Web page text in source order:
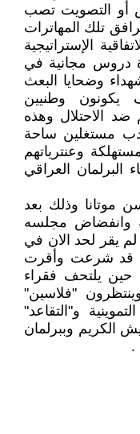
أو التصويت تصب
تلك المهاترات
الإستراتيجية
دروس مجانية في
وضحايا البعث
يكونون وطنيين
الاحتلال وهذه
مستغلين ساحة
وعنترياتهم
البرلمان العراقي
موتانا وذلك بعد
وانفضاض مجلسه
قانونا مهما لم يقر لحد الان في
قد شرعت وأقرت
حين يلتحف فقراء
"فلاسين"
و"التقاعد"
الكريم وببرلمان
.